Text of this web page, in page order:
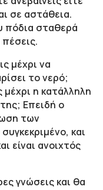
σε αστάθεια.
πόδια σταθερά
μέχρι να
το νερό;
η κατάλληλη
Επειδή ο
των
και
είναι ανοιχτός
γνώσεις και θα